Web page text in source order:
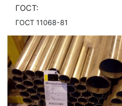
ГОСТ:
ГОСТ 11068-81